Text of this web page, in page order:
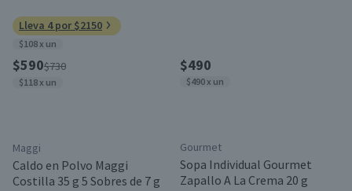
Lleva 4 por $2150
$108 x un
$590$730
$118 x un
Maggi
Caldo en Polvo Maggi
Costilla 35 g 5 Sobres de 7 g
$490
$490 x un
Gourmet
Sopa Individual Gourmet
Zapallo A La Crema 20 g